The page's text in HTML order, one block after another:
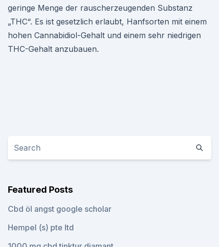
geringe Menge der rauscherzeugenden Substanz
„THC“. Es ist gesetzlich erlaubt, Hanfsorten mit einem
hohen Cannabidiol-Gehalt und einem sehr niedrigen
THC-Gehalt anzubauen.
Featured Posts
Cbd öl angst google scholar
Hempel (s) pte ltd